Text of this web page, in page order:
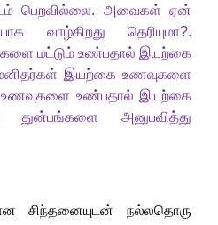
பெறவில்லை. அவைகள் ஏன்
வாழ்கிறது தெரியுமா?.
மட்டும் உண்பதால் இயற்கை
மனிதர்கள் இயற்கை உணவுகளை
உண்பதால் இயற்கை
அனுபவித்து
சிந்தனையுடன் நல்லதொரு